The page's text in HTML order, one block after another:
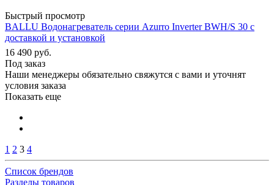
Быстрый просмотр
BALLU Водонагреватель серии Azurro Inverter BWH/S 30 с
доставкой и установкой
16 490 руб.
Под заказ
Наши менеджеры обязательно свяжутся с вами и уточнят
условия заказа
Показать еще
1 2 3 4
Список брендов
Разделы товаров